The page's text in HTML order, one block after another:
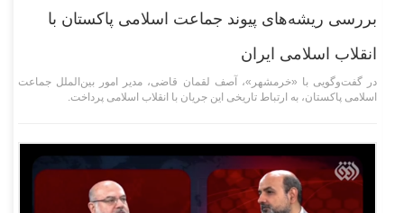
بررسی ریشه‌های پیوند جماعت اسلامی پاکستان با
انقلاب اسلامی ایران
در گفت‌وگویی با «خرمشهر»، آصف لقمان قاضی، مدیر امور بین‌الملل جماعت
اسلامی پاکستان، به ارتباط تاریخی این جریان با انقلاب اسلامی پرداخت.